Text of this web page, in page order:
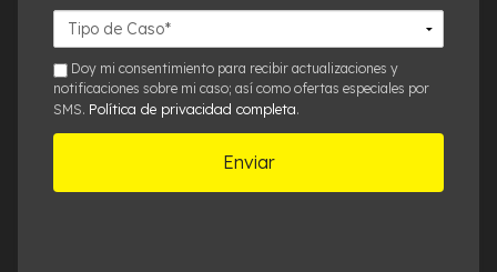
más
cercana*
Detalles
del
Caso*
smsDoy mi consentimiento para recibir actualizaciones y
notificaciones sobre mi caso; así como ofertas especiales por
SMS. Política de privacidad completa.